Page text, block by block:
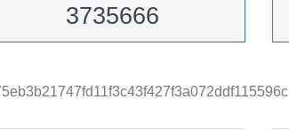
3735666